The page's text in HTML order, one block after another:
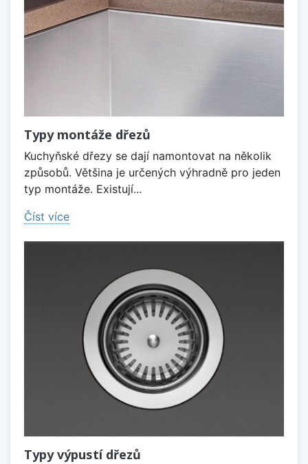
Typy montáže dřezů
Kuchyňské dřezy se dají namontovat na několik
způsobů. Většina je určených výhradně pro jeden
typ montáže. Existují...
Číst více
Typy výpustí dřezů